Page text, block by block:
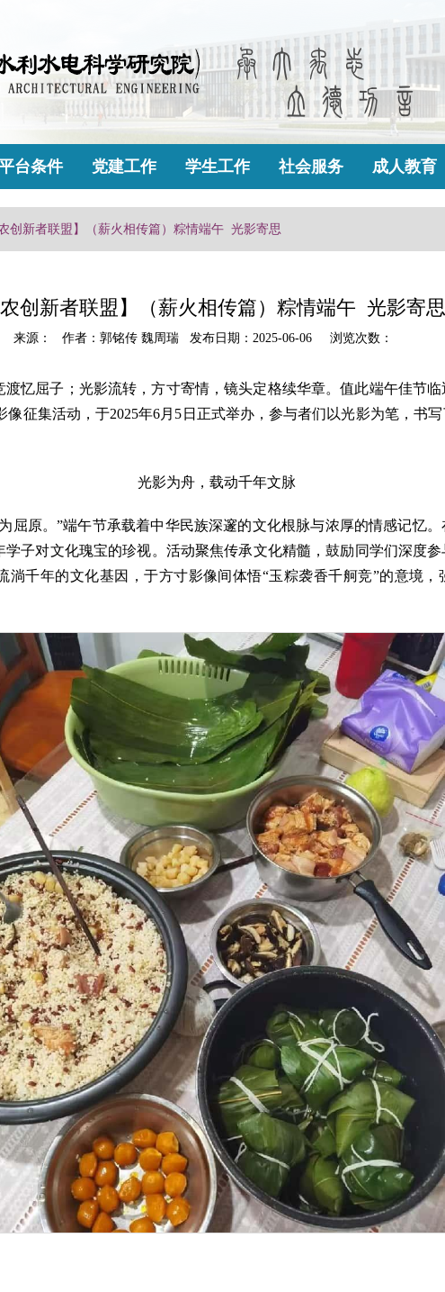
台条件 党建工作 学生工作 社会服务 成人教育
创新者联盟】（薪火相传篇）粽情端午 光影寄思
农创新者联盟】（薪火相传篇）粽情端午 光影寄思
来源： 作者：郭铭传 魏周瑞 发布日期：2025-06-06 浏览次数：
忆屈子；光影流转，方寸寄情，镜头定格续华章。值此端午佳节
像征集活动，于2025年6月5日正式举办，参与者们以光影为笔，书
光影为舟，载动千年文脉
屈原。”端午节承载着中华民族深邃的文化根脉与浓厚的情感记忆
子对文化瑰宝的珍视。活动聚焦传承文化精髓，鼓励同学们深度参
淌千年的文化基因，于方寸影像间体悟“玉粽袭香千舸竞”的意境，